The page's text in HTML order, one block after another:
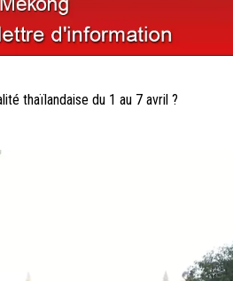
thaïlandaise du 1 au 7 avril ?